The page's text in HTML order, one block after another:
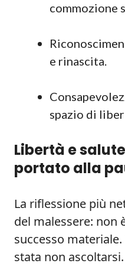
commozione
e rinascita.
spazio di
Libertà e
portato alla
La riflessione più
del malessere: non
successo
stata non ascoltarsi.